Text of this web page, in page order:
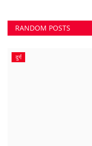
RANDOM POSTS
दुर्ग